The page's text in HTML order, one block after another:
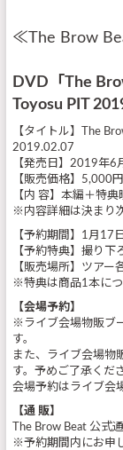
≪The Brow
DVD「The
Toyosu PIT
【タイトル】The
2019.02.07
【発売日】2019年6
【販売価格】5,000
【内 容】本編＋特典
※内容詳細は決まり
【予約期間】1月17
【予約特典】撮り下
【販売場所】ツア
※特典は商品1本につ
【会場予約】
※ライブ会場物販ブ
す。
また、ライブ会場物
す。予めご了承くだ
会場予約はライブ会
【通 販】
The Brow Beat 公式
※予約期間内にお申